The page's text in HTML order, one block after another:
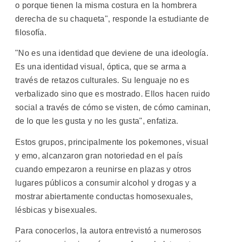
o porque tienen la misma costura en la hombrera
derecha de su chaqueta", responde la estudiante de
filosofía.
"No es una identidad que deviene de una ideología.
Es una identidad visual, óptica, que se arma a
través de retazos culturales. Su lenguaje no es
verbalizado sino que es mostrado. Ellos hacen ruido
social a través de cómo se visten, de cómo caminan,
de lo que les gusta y no les gusta", enfatiza.
Estos grupos, principalmente los pokemones, visual
y emo, alcanzaron gran notoriedad en el país
cuando empezaron a reunirse en plazas y otros
lugares públicos a consumir alcohol y drogas y a
mostrar abiertamente conductas homosexuales,
lésbicas y bisexuales.
Para conocerlos, la autora entrevistó a numerosos